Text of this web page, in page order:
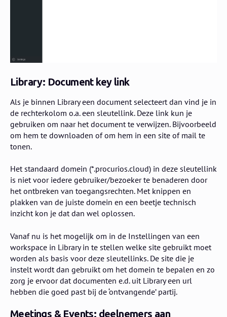
Library: Document key link
Als je binnen Library een document selecteert dan vind je in
de rechterkolom o.a. een sleutellink. Deze link kun je
gebruiken om naar het document te verwijzen. Bijvoorbeeld
om hem te downloaden of om hem in een site of mail te
tonen.
Het standaard domein (*.procurios.cloud) in deze sleutellink
is niet voor iedere gebruiker/bezoeker te benaderen door
het ontbreken van toegangsrechten. Met knippen en
plakken van de juiste domein en een beetje technisch
inzicht kon je dat dan wel oplossen.
Vanaf nu is het mogelijk om in de Instellingen van een
workspace in Library in te stellen welke site gebruikt moet
worden als basis voor deze sleutellinks. De site die je
instelt wordt dan gebruikt om het domein te bepalen en zo
zorg je ervoor dat documenten e.d. uit Library een url
hebben die goed past bij de ‘ontvangende’ partij.
Meetings & Events: deelnemers aan